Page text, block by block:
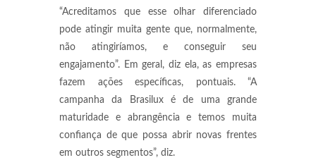
“Acreditamos que esse olhar diferenciado
pode atingir muita gente que, normalmente,
não atingiríamos, e conseguir seu
engajamento”. Em geral, diz ela, as empresas
fazem ações específicas, pontuais. “A
campanha da Brasilux é de uma grande
maturidade e abrangência e temos muita
confiança de que possa abrir novas frentes
em outros segmentos”, diz.